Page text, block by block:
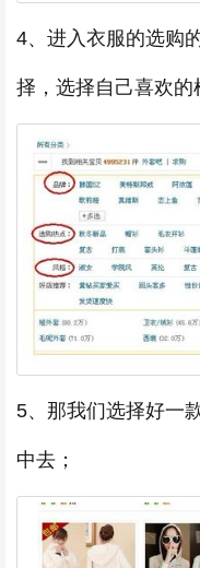
4、进入衣服的选购
择，选择自己喜欢的
5、那我们选择好一
中去；